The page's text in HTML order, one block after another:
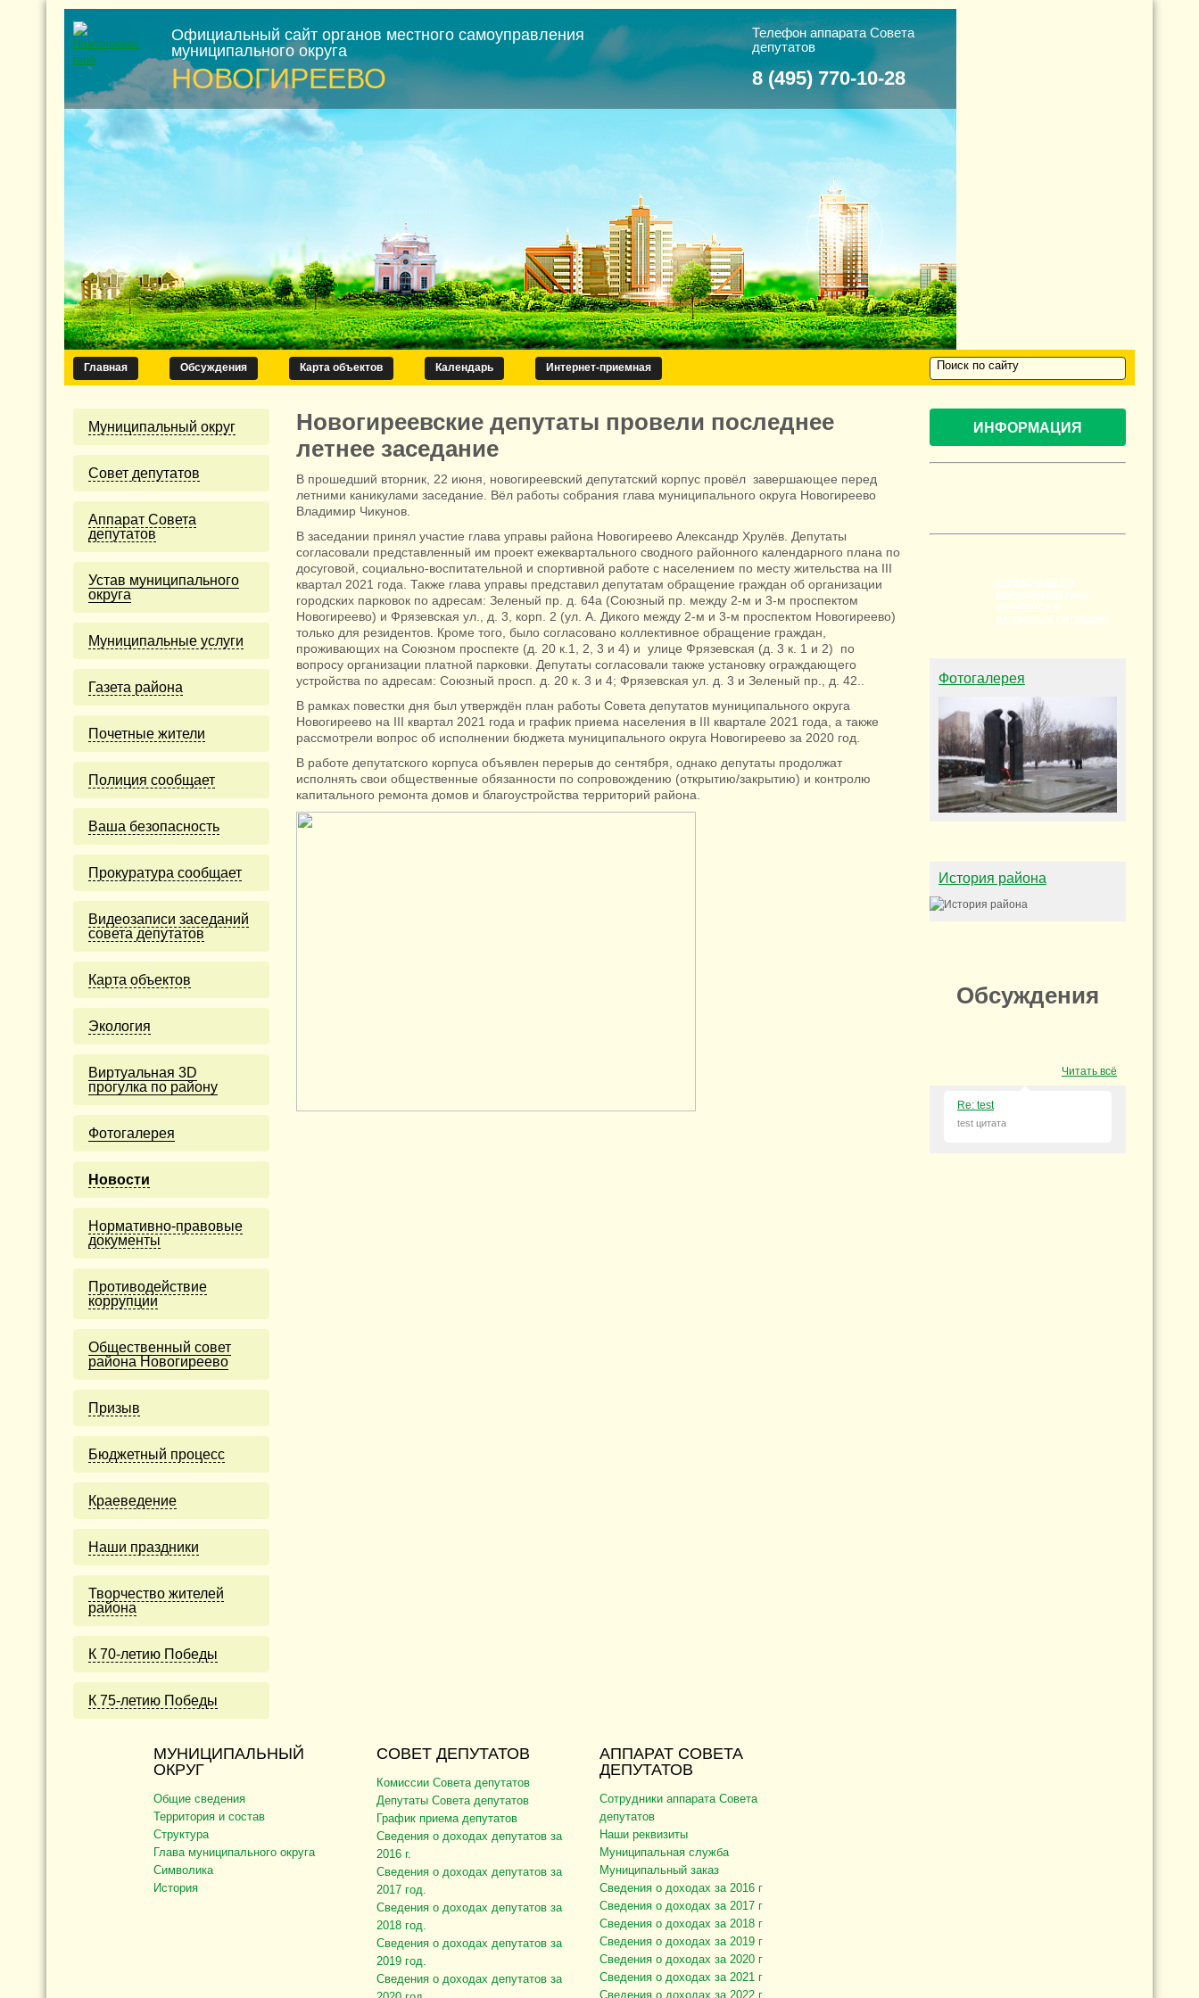
Официальный сайт органов местного самоуправления
муниципального округа
НОВОГИРЕЕВО
Телефон аппарата Cовета
депутатов
8 (495) 770-10-28
Главная Обсуждения Карта объектов Календарь Интернет-приемная
Муниципальный округ
Cовет депутатов
Аппарат Совета
депутатов
Устав муниципального
округа
Муниципальные услуги
Газета района
Почетные жители
Полиция сообщает
Ваша безопасность
Прокуратура сообщает
Видеозаписи заседаний
совета депутатов
Карта объектов
Экология
Виртуальная 3D
прогулка по району
Фотогалерея
Новости
Нормативно-правовые
документы
Противодействие
коррупции
Общественный совет
района Новогиреево
Призыв
Бюджетный процесс
Краеведение
Наши праздники
Творчество жителей
района
К 70-летию Победы
К 75-летию Победы
Новогиреевские депутаты провели последнее
летнее заседание
В прошедший вторник, 22 июня, новогиреевский депутатский корпус провёл завершающее перед
летними каникулами заседание. Вёл работы собрания глава муниципального округа Новогиреево
Владимир Чикунов.
В заседании принял участие глава управы района Новогиреево Александр Хрулёв. Депутаты
согласовали представленный им проект ежеквартального сводного районного календарного плана по
досуговой, социально-воспитательной и спортивной работе с населением по месту жительства на III
квартал 2021 года. Также глава управы представил депутатам обращение граждан об организации
городских парковок по адресам: Зеленый пр. д. 64а (Союзный пр. между 2-м и 3-м проспектом
Новогиреево) и Фрязевская ул., д. 3, корп. 2 (ул. А. Дикого между 2-м и 3-м проспектом Новогиреево)
только для резидентов. Кроме того, было согласовано коллективное обращение граждан,
проживающих на Союзном проспекте (д. 20 к.1, 2, 3 и 4) и улице Фрязевская (д. 3 к. 1 и 2) по
вопросу организации платной парковки. Депутаты согласовали также установку ограждающего
устройства по адресам: Союзный просп. д. 20 к. 3 и 4; Фрязевская ул. д. 3 и Зеленый пр., д. 42..
В рамках повестки дня был утверждён план работы Совета депутатов муниципального округа
Новогиреево на III квартал 2021 года и график приема населения в III квартале 2021 года, а также
рассмотрели вопрос об исполнении бюджета муниципального округа Новогиреево за 2020 год.
В работе депутатского корпуса объявлен перерыв до сентября, однако депутаты продолжат
исполнять свои общественные обязанности по сопровождению (открытию/закрытию) и контролю
капитального ремонта домов и благоустройства территорий района.
ИНФОРМАЦИЯ
СПРАВОЧНИК ПО
ОБРАЩЕНИЯМ КУДА
ОБРАТИТСЯ В
РАЗЛИЧНЫХ СИТУАЦИЯХ
Фотогалерея
История района
Обсуждения
Читать всё
Re: test
test цитата
МУНИЦИПАЛЬНЫЙ
ОКРУГ
Общие сведения
Территория и состав
Структура
Глава муниципального округа
Символика
История
СОВЕТ ДЕПУТАТОВ
Комиссии Совета депутатов
Депутаты Совета депутатов
График приема депутатов
Сведения о доходах депутатов за
2016 г.
Сведения о доходах депутатов за
2017 год.
Сведения о доходах депутатов за
2018 год.
Сведения о доходах депутатов за
2019 год.
Сведения о доходах депутатов за
АППАРАТ СОВЕТА
ДЕПУТАТОВ
Сотрудники аппарата Совета
депутатов
Наши реквизиты
Муниципальная служба
Муниципальный заказ
Сведения о доходах за 2016 г
Сведения о доходах за 2017 г
Сведения о доходах за 2018 г
Сведения о доходах за 2019 г
Сведения о доходах за 2020 г
Сведения о доходах за 2021 г
Сведения о доходах за 2022 г